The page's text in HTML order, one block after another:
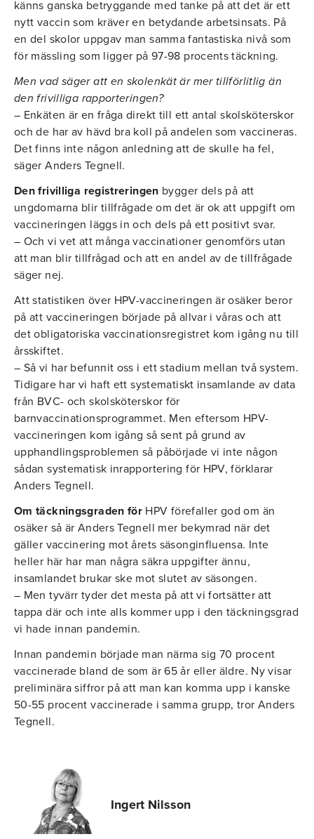
känns ganska betryggande med tanke på att det är ett
nytt vaccin som kräver en betydande arbetsinsats. På
en del skolor uppgav man samma fantastiska nivå som
för mässling som ligger på 97-98 procents täckning.
Men vad säger att en skolenkät är mer tillförlitlig än
den frivilliga rapporteringen?
– Enkäten är en fråga direkt till ett antal skolsköterskor
och de har av hävd bra koll på andelen som vaccineras.
Det finns inte någon anledning att de skulle ha fel,
säger Anders Tegnell.
Den frivilliga registreringen bygger dels på att
ungdomarna blir tillfrågade om det är ok att uppgift om
vaccineringen läggs in och dels på ett positivt svar.
– Och vi vet att många vaccinationer genomförs utan
att man blir tillfrågad och att en andel av de tillfrågade
säger nej.
Att statistiken över HPV-vaccineringen är osäker beror
på att vaccineringen började på allvar i våras och att
det obligatoriska vaccinationsregistret kom igång nu till
årsskiftet.
– Så vi har befunnit oss i ett stadium mellan två system.
Tidigare har vi haft ett systematiskt insamlande av data
från BVC- och skolsköterskor för
barnvaccinationsprogrammet. Men eftersom HPV-
vaccineringen kom igång så sent på grund av
upphandlingsproblemen så påbörjade vi inte någon
sådan systematisk inrapportering för HPV, förklarar
Anders Tegnell.
Om täckningsgraden för HPV förefaller god om än
osäker så är Anders Tegnell mer bekymrad när det
gäller vaccinering mot årets säsonginfluensa. Inte
heller här har man några säkra uppgifter ännu,
insamlandet brukar ske mot slutet av säsongen.
– Men tyvärr tyder det mesta på att vi fortsätter att
tappa där och inte alls kommer upp i den täckningsgrad
vi hade innan pandemin.
Innan pandemin började man närma sig 70 procent
vaccinerade bland de som är 65 år eller äldre. Ny visar
preliminära siffror på att man kan komma upp i kanske
50-55 procent vaccinerade i samma grupp, tror Anders
Tegnell.
Ingert Nilsson